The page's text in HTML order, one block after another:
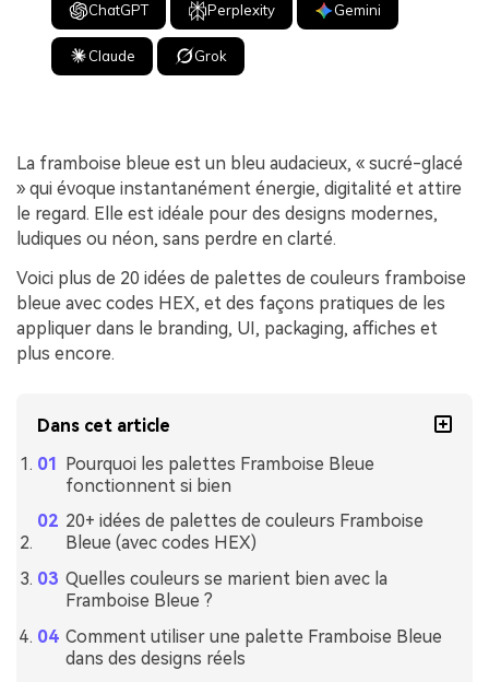
ChatGPT Perplexity Gemini
Claude Grok
La framboise bleue est un bleu audacieux, « sucré-glacé
» qui évoque instantanément énergie, digitalité et attire
le regard. Elle est idéale pour des designs modernes,
ludiques ou néon, sans perdre en clarté.
Voici plus de 20 idées de palettes de couleurs framboise
bleue avec codes HEX, et des façons pratiques de les
appliquer dans le branding, UI, packaging, affiches et
plus encore.
Dans cet article
Pourquoi les palettes Framboise Bleue
fonctionnent si bien
20+ idées de palettes de couleurs Framboise
Bleue (avec codes HEX)
Quelles couleurs se marient bien avec la
Framboise Bleue ?
Comment utiliser une palette Framboise Bleue
dans des designs réels